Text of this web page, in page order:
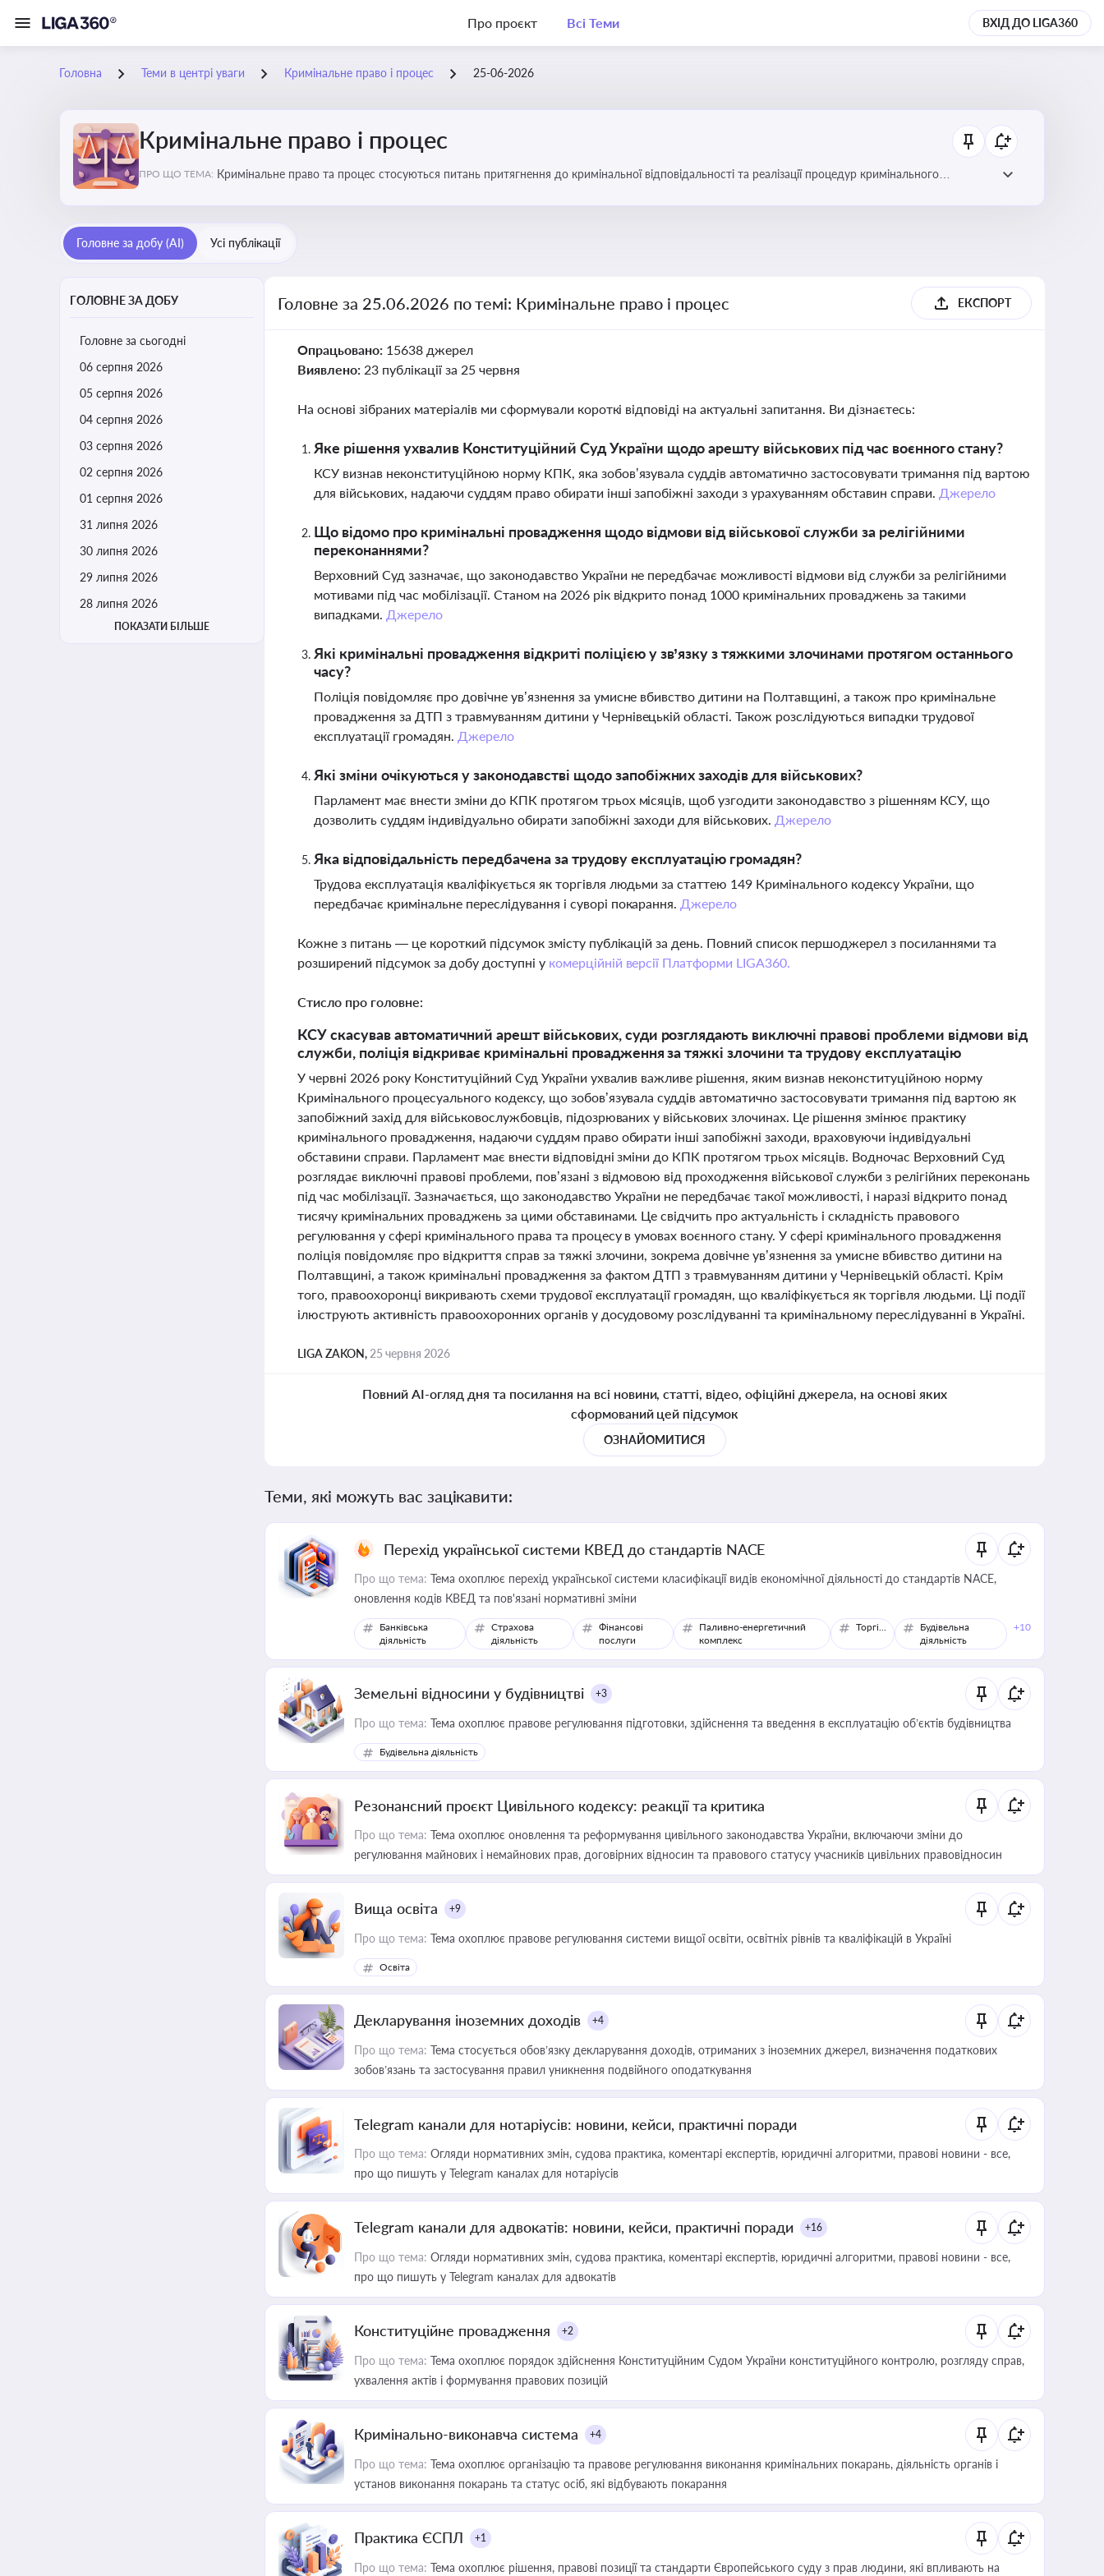
Про проєкт Всі Теми ВХІД ДО LIGA360
Головна Теми в центрі уваги Кримінальне право і процес 25-06-2026
Кримінальне право і процес
ПРО ЩО ТЕМА: Кримінальне право та процес стосуються питань притягнення до кримінальної відповідальності та реалізації процедур кримінального
Головне за добу (AI) Усі публікації
ГОЛОВНЕ ЗА ДОБУ
Головне за сьогодні
06 серпня 2026
05 серпня 2026
04 серпня 2026
03 серпня 2026
02 серпня 2026
01 серпня 2026
31 липня 2026
30 липня 2026
29 липня 2026
28 липня 2026
ПОКАЗАТИ БІЛЬШЕ
Головне за 25.06.2026 по темі: Кримінальне право і процес ЕКСПОРТ
Опрацьовано: 15638 джерел
Виявлено: 23 публікації за 25 червня
На основі зібраних матеріалів ми сформували короткі відповіді на актуальні запитання. Ви дізнаєтесь:
Яке рішення ухвалив Конституційний Суд України щодо арешту військових під час воєнного стану?
КСУ визнав неконституційною норму КПК, яка зобов’язувала суддів автоматично застосовувати тримання під вартою
для військових, надаючи суддям право обирати інші запобіжні заходи з урахуванням обставин справи. Джерело
Що відомо про кримінальні провадження щодо відмови від військової служби за релігійними
переконаннями?
Верховний Суд зазначає, що законодавство України не передбачає можливості відмови від служби за релігійними
мотивами під час мобілізації. Станом на 2026 рік відкрито понад 1000 кримінальних проваджень за такими
випадками. Джерело
Які кримінальні провадження відкриті поліцією у зв’язку з тяжкими злочинами протягом останнього
часу?
Поліція повідомляє про довічне ув’язнення за умисне вбивство дитини на Полтавщині, а також про кримінальне
провадження за ДТП з травмуванням дитини у Чернівецькій області. Також розслідуються випадки трудової
експлуатації громадян. Джерело
Які зміни очікуються у законодавстві щодо запобіжних заходів для військових?
Парламент має внести зміни до КПК протягом трьох місяців, щоб узгодити законодавство з рішенням КСУ, що
дозволить суддям індивідуально обирати запобіжні заходи для військових. Джерело
Яка відповідальність передбачена за трудову експлуатацію громадян?
Трудова експлуатація кваліфікується як торгівля людьми за статтею 149 Кримінального кодексу України, що
передбачає кримінальне переслідування і суворі покарання. Джерело
Кожне з питань — це короткий підсумок змісту публікацій за день. Повний список першоджерел з посиланнями та
розширений підсумок за добу доступні у комерційній версії Платформи LIGA360.
Стисло про головне:
КСУ скасував автоматичний арешт військових, суди розглядають виключні правові проблеми відмови від
служби, поліція відкриває кримінальні провадження за тяжкі злочини та трудову експлуатацію
У червні 2026 року Конституційний Суд України ухвалив важливе рішення, яким визнав неконституційною норму
Кримінального процесуального кодексу, що зобов’язувала суддів автоматично застосовувати тримання під вартою як
запобіжний захід для військовослужбовців, підозрюваних у військових злочинах. Це рішення змінює практику
кримінального провадження, надаючи суддям право обирати інші запобіжні заходи, враховуючи індивідуальні
обставини справи. Парламент має внести відповідні зміни до КПК протягом трьох місяців. Водночас Верховний Суд
розглядає виключні правові проблеми, пов’язані з відмовою від проходження військової служби з релігійних переконань
під час мобілізації. Зазначається, що законодавство України не передбачає такої можливості, і наразі відкрито понад
тисячу кримінальних проваджень за цими обставинами. Це свідчить про актуальність і складність правового
регулювання у сфері кримінального права та процесу в умовах воєнного стану. У сфері кримінального провадження
поліція повідомляє про відкриття справ за тяжкі злочини, зокрема довічне ув’язнення за умисне вбивство дитини на
Полтавщині, а також кримінальні провадження за фактом ДТП з травмуванням дитини у Чернівецькій області. Крім
того, правоохоронці викривають схеми трудової експлуатації громадян, що кваліфікується як торгівля людьми. Ці події
ілюструють активність правоохоронних органів у досудовому розслідуванні та кримінальному переслідуванні в Україні.
LIGA ZAKON, 25 червня 2026
Повний AI-огляд дня та посилання на всі новини, статті, відео, офіційні джерела, на основі яких
сформований цей підсумок
ОЗНАЙОМИТИСЯ
Теми, які можуть вас зацікавити:
Перехід української системи КВЕД до стандартів NACE
Про що тема: Тема охоплює перехід української системи класифікації видів економічної діяльності до стандартів NACE,
оновлення кодів КВЕД та пов'язані нормативні зміни
Банківська
діяльність
Страхова
діяльність
Фінансові
послуги
Паливно-енергетичний
комплекс
Торгівля
Будівельна
діяльність
+10
Земельні відносини у будівництві +3
Про що тема: Тема охоплює правове регулювання підготовки, здійснення та введення в експлуатацію об’єктів будівництва
Будівельна діяльність
Резонансний проєкт Цивільного кодексу: реакції та критика
Про що тема: Тема охоплює оновлення та реформування цивільного законодавства України, включаючи зміни до
регулювання майнових і немайнових прав, договірних відносин та правового статусу учасників цивільних правовідносин
Вища освіта +9
Про що тема: Тема охоплює правове регулювання системи вищої освіти, освітніх рівнів та кваліфікацій в Україні
Освіта
Декларування іноземних доходів +4
Про що тема: Тема стосується обов’язку декларування доходів, отриманих з іноземних джерел, визначення податкових
зобов’язань та застосування правил уникнення подвійного оподаткування
Telegram канали для нотаріусів: новини, кейси, практичні поради
Про що тема: Огляди нормативних змін, судова практика, коментарі експертів, юридичні алгоритми, правові новини - все,
про що пишуть у Telegram каналах для нотаріусів
Telegram канали для адвокатів: новини, кейси, практичні поради +16
Про що тема: Огляди нормативних змін, судова практика, коментарі експертів, юридичні алгоритми, правові новини - все,
про що пишуть у Telegram каналах для адвокатів
Конституційне провадження +2
Про що тема: Тема охоплює порядок здійснення Конституційним Судом України конституційного контролю, розгляду справ,
ухвалення актів і формування правових позицій
Кримінально-виконавча система +4
Про що тема: Тема охоплює організацію та правове регулювання виконання кримінальних покарань, діяльність органів і
установ виконання покарань та статус осіб, які відбувають покарання
Практика ЄСПЛ +1
Про що тема: Тема охоплює рішення, правові позиції та стандарти Європейського суду з прав людини, які впливають на